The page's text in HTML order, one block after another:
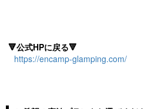
🔻公式HPに戻る🔻
https://encamp-glamping.com/